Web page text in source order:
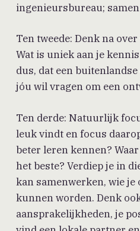
ingenieursbureau;
Ten tweede: Denk na
Wat is uniek aan je
dus, dat een
jóu wil vragen om een
Ten derde: Natuurlijk
leuk vindt en focus
beter leren kennen?
het beste? Verdiep je in
kan samenwerken, wie je
kunnen worden. Denk
aansprakelijkheden, je